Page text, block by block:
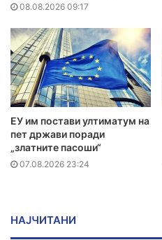
08.08.2026 09:17
ЕУ им постави ултиматум на
пет држави поради
„златните пасоши“
07.08.2026 23:24
НАЈЧИТАНИ